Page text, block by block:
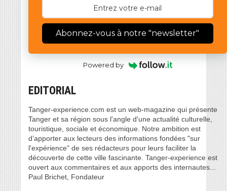
Abonnez-vous à notre "newsletter"
Powered by
EDITORIAL
Tanger-experience.com est un web-magazine qui présente
Tanger et sa région sous l'angle d'une actualité culturelle,
touristique, sociale et économique. Notre ambition est
d’apporter aux lecteurs des informations fondées "sur
l'expérience" de ses rédacteurs pour leurs faciliter la
découverte de cette ville fascinante. Tanger-experience est
ouvert aux commentaires et aux apports des internautes...
Paul Brichet, Fondateur